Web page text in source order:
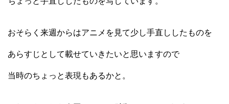
おそらく来週からはアニメを見て少し手直ししたものを
あらすじとして載せていきたいと思いますので
当時のちょっと表現もあるかと。